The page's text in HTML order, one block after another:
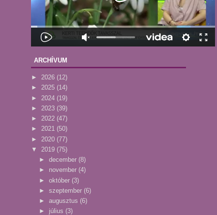
ARCHÍVUM
► 2026 (12)
► 2025 (14)
► 2024 (19)
► 2023 (39)
► 2022 (47)
► 2021 (50)
► 2020 (77)
▼ 2019 (75)
► december (8)
► november (4)
► október (3)
► szeptember (6)
► augusztus (6)
► július (3)